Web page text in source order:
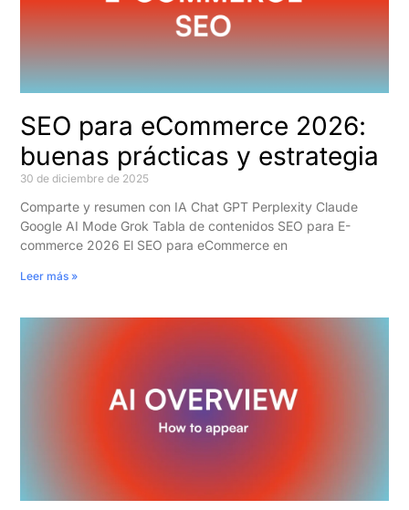
SEO para eCommerce 2026:
buenas prácticas y estrategia
30 de diciembre de 2025
Comparte y resumen con IA Chat GPT Perplexity Claude
Google AI Mode Grok Tabla de contenidos SEO para E-
commerce 2026 El SEO para eCommerce en
Leer más »